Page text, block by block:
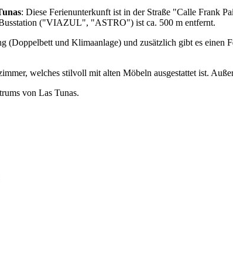
: Diese Ferienunterkunft ist in der Straße "Calle Frank
("VIAZUL", "ASTRO") ist ca. 500 m entfernt.
(Doppelbett und Klimaanlage) und zusätzlich gibt es einen
welches stilvoll mit alten Möbeln ausgestattet ist.
von Las Tunas.